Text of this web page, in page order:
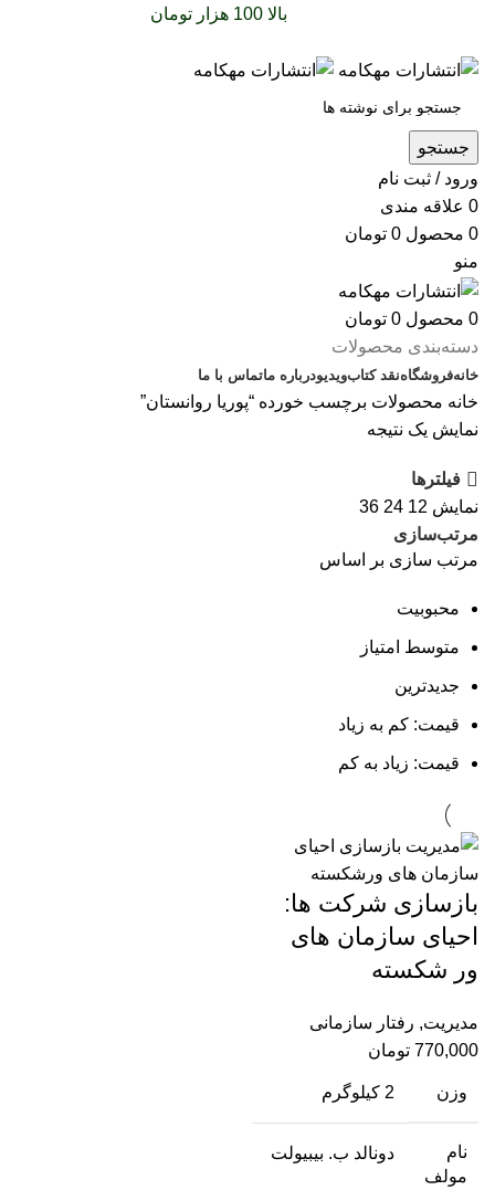
بالا 100 هزار تومان
جستجو
ورود / ثبت نام
0 علاقه مندی
0 محصول 0 تومان
منو
0 محصول 0 تومان
دسته‌بندی محصولات
خانهفروشگاهنقد کتابویدیودرباره‌ ماتماس با ما
خانه محصولات برچسب خورده “پوریا روانستان”
نمایش یک نتیجه
فیلترها
نمایش 12
24
36
مرتب‌سازی
مرتب سازی بر اساس
محبوبیت
متوسط امتیاز
جدیدترین
قیمت: کم به زیاد
قیمت: زیاد به کم
بازسازی شرکت‌ ها:
احیای سازمان‌ های
ور شکسته
مدیریت, رفتار سازمانی
770,000 تومان
وزن 2 کیلوگرم
نام
مولف
دونالد ب. بیبیولت